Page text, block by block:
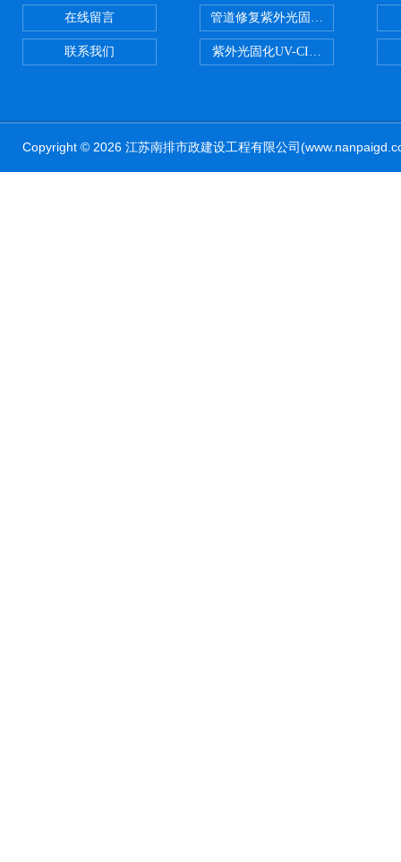
在线留言
联系我们
管道修复紫外光固化修复CIPP内
紫外光固化UV-CIPP修复管道非
Copyright © 2026 江苏南排市政建设工程有限公司